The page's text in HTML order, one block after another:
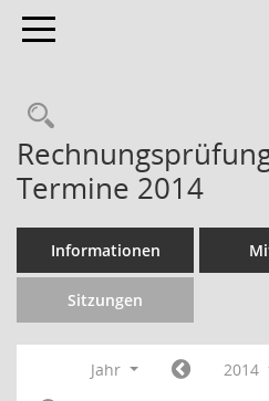
Toggle navigation
Termine 2014
Informationen
Sitzungen
Jahr 2014